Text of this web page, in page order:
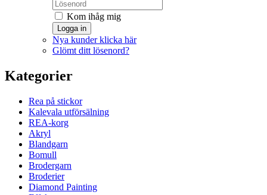
Kom ihåg mig
Logga in
Nya kunder klicka här
Glömt ditt lösenord?
Kategorier
Rea på stickor
Kalevala utförsälning
REA-korg
Akryl
Blandgarn
Bomull
Brodergarn
Broderier
Diamond Painting